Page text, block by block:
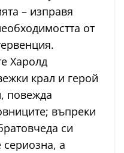
– изправя
от
Харолд
крал и герой
повежда
въпреки
си
сериозна, а